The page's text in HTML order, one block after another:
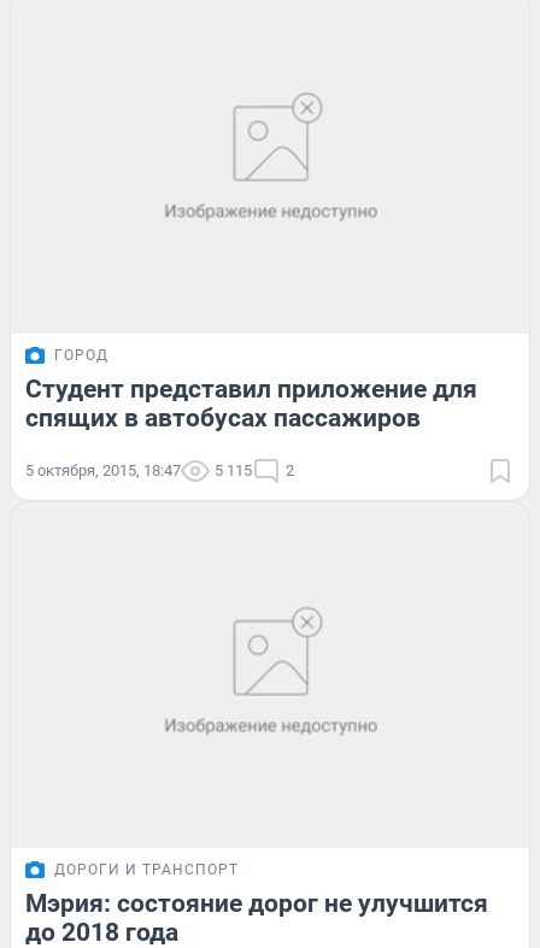
ГОРОД
Студент представил приложение для
спящих в автобусах пассажиров
5 октября, 2015, 18:47 5 115 2
ДОРОГИ И ТРАНСПОРТ
Мэрия: состояние дорог не улучшится
до 2018 года